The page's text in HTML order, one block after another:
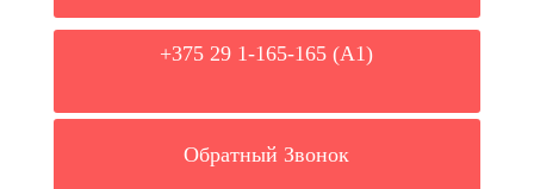
+375 29 1-165-165 (A1)
Обратный Звонок